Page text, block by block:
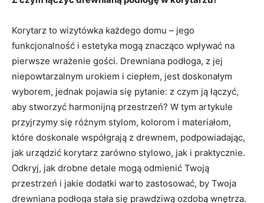
Korytarz to wizytówka każdego domu – jego
funkcjonalność i estetyka mogą znacząco wpływać na
pierwsze wrażenie gości. Drewniana podłoga,​ z jej
niepowtarzalnym urokiem i ciepłem, jest doskonałym​
wyborem, jednak pojawia się pytanie:⁢ z czym ją łączyć,
aby stworzyć harmonijną przestrzeń? W tym ‌artykule
przyjrzymy ⁣się różnym stylom, kolorom i materiałom,
które doskonale⁢ współgrają z drewnem, podpowiadając,
jak urządzić korytarz zarówno stylowo, jak i praktycznie.
Odkryj, jak drobne ⁤detale mogą ‍odmienić Twoją
przestrzeń i jakie ‌dodatki warto zastosować, by Twoja
drewniana podłoga stała się prawdziwą ozdobą ​wnętrza.